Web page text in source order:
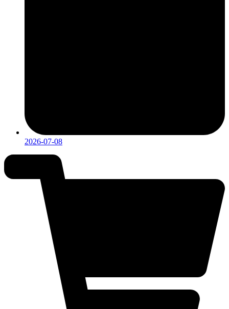
2026-07-08